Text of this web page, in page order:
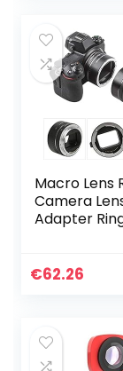
Macro Lens
Camera
Adapter
Diafragma,
€62.26